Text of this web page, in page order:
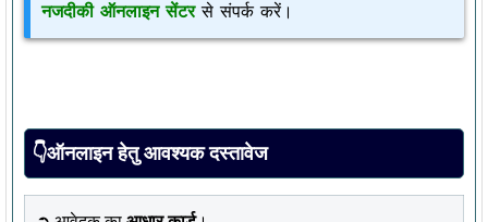
नजदीकी ऑनलाइन सेंटरसे संपर्क करें।
👇ऑनलाइन हेतु आवश्यक दस्तावेज